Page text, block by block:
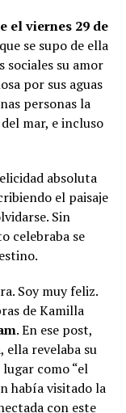
el viernes 29 de
se supo de ella
sociales su amor
por sus aguas
personas la
mar, e incluso
absoluta
el paisaje
Sin
celebraba se
Soy muy feliz.
de Kamilla
. En ese post,
ella revelaba su
como “el
había visitado la
con este